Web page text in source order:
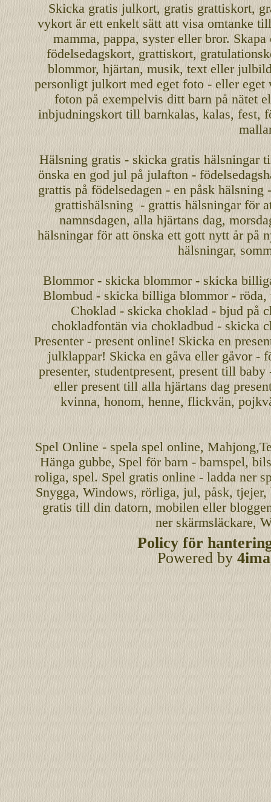
Skicka gratis julkort,gratis grattiskort,
vykortär ett enkelt sätt att visa omtanke
mamma, pappa, systerellerbror.
födelsedagskort,grattiskort,
blommor, hjärtan, musik, text eller
personligt julkort med eget foto - eller eget
foton på exempelvis ditt barn på nätet
inbjudningskort till barnkalas, kalas, fest,
Hälsning gratis - skicka gratis
önska en god julpå julafton -
grattis på födelsedagen - en påsk
grattishälsning - grattis hälsningar för
namnsdagen,alla hjärtans dag,
hälsningar för att önska ettgott nytt årpå
hälsningar,
Blommor - skicka blommor - skicka
Blombud - skicka billiga blommor -
Choklad - skicka choklad - bjud på
chokladfontän via chokladbud - skicka
Presenter - present online! Skicka en
julklappar! Skicka en gåva eller gåvor -
presenter, studentpresent, present till
eller present till alla hjärtans dag
kvinna, honom, henne, flickvän,
Spel Online- spela spel online, Mahjong
Hänga gubbe, Spel för barn - barnspel,
roliga,spel. Spel gratis online - ladda ner
Snygga, Windows, rörliga, jul, påsk, tjejer,
gratis till din datorn, mobilen eller
ner skärmsläckare,
Policy för
Powered by